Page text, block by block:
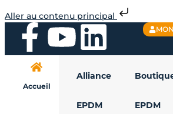
Aller au contenu principal
au
contenuF
a
c
Y
o
u
L
i
n
Accueil
Alliance
EPDM EPDM